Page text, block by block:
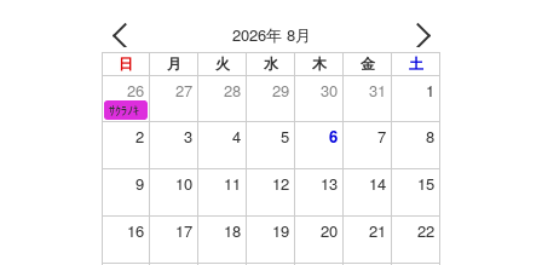
2026年 8月
日 月 火 水 木 金 土
26 27 28 29 30 31 1
ｻｸﾗﾉｷ
2 3 4 5 6 7 8
9 10 11 12 13 14 15
16 17 18 19 20 21 22